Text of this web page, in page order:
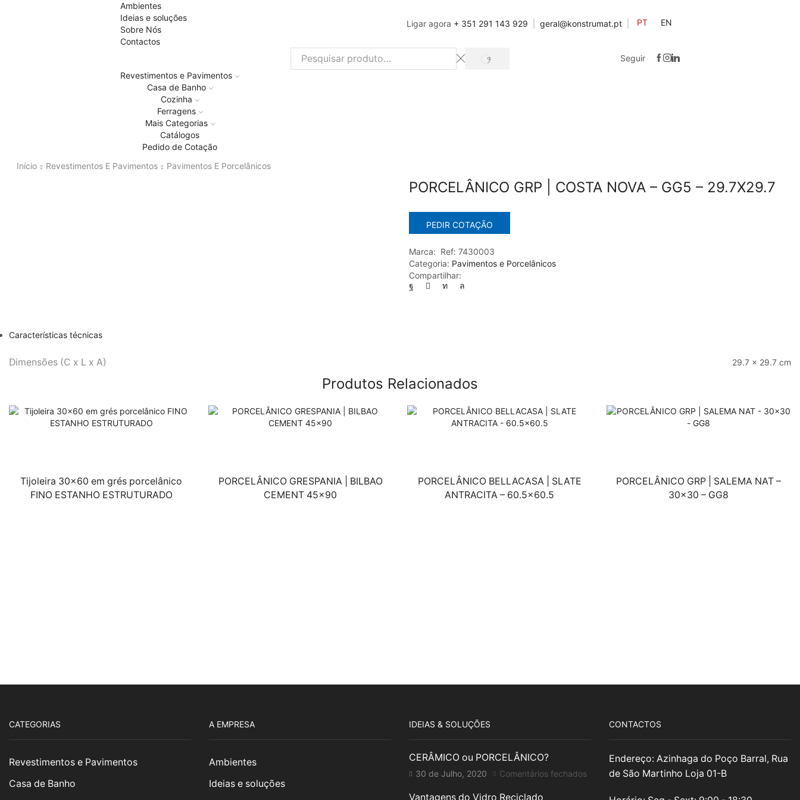
Ambientes
Ideias e soluções
Sobre Nós
Contactos
Ligar agora + 351 291 143 929 geral@konstrumat.pt PT EN
Search
SEARCH
Seguir
Revestimentos e Pavimentos
Casa de Banho
Cozinha
Ferragens
Mais Categorias
Catálogos
Pedido de Cotação
Início
Revestimentos E Pavimentos Pavimentos E Porcelânicos
PORCELÂNICO GRP | COSTA NOVA – GG5 – 29.7X29.7
PEDIR COTAÇÃO
Marca: Ref: 7430003
Categoria: Pavimentos e Porcelânicos
Compartilhar:
Características técnicas
Dimensões (C x L x A) 29.7 × 29.7 cm
Produtos Relacionados
Tijoleira 30×60 em grés porcelânico
FINO ESTANHO ESTRUTURADO
PORCELÂNICO GRESPANIA | BILBAO
CEMENT 45×90
PORCELÂNICO BELLACASA | SLATE
ANTRACITA – 60.5×60.5
PORCELÂNICO GRP | SALEMA NAT –
30×30 – GG8
CATEGORIAS
Revestimentos e Pavimentos
Casa de Banho
A EMPRESA
Ambientes
Ideias e soluções
IDEIAS & SOLUÇÕES
CERÂMICO ou PORCELÂNICO?
30 de Julho, 2020 Comentários fechadosem
Vantagens do Vidro Reciclado
CONTACTOS
Endereço: Azinhaga do Poço Barral, Rua
de São Martinho Loja 01-B